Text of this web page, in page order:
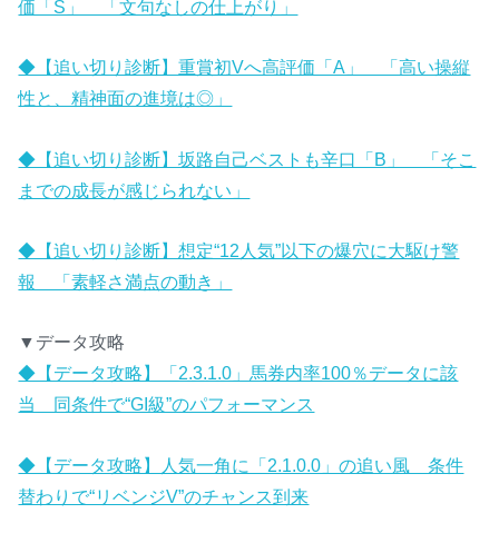
価「S」 「文句なしの仕上がり」
◆【追い切り診断】重賞初Vへ高評価「A」 「高い操縦
性と、精神面の進境は◎」
◆【追い切り診断】坂路自己ベストも辛口「B」 「そこ
までの成長が感じられない」
◆【追い切り診断】想定“12人気”以下の爆穴に大駆け警
報 「素軽さ満点の動き」
▼データ攻略
◆【データ攻略】「2.3.1.0」馬券内率100％データに該
当 同条件で“GI級”のパフォーマンス
◆【データ攻略】人気一角に「2.1.0.0」の追い風 条件
替わりで“リベンジV”のチャンス到来